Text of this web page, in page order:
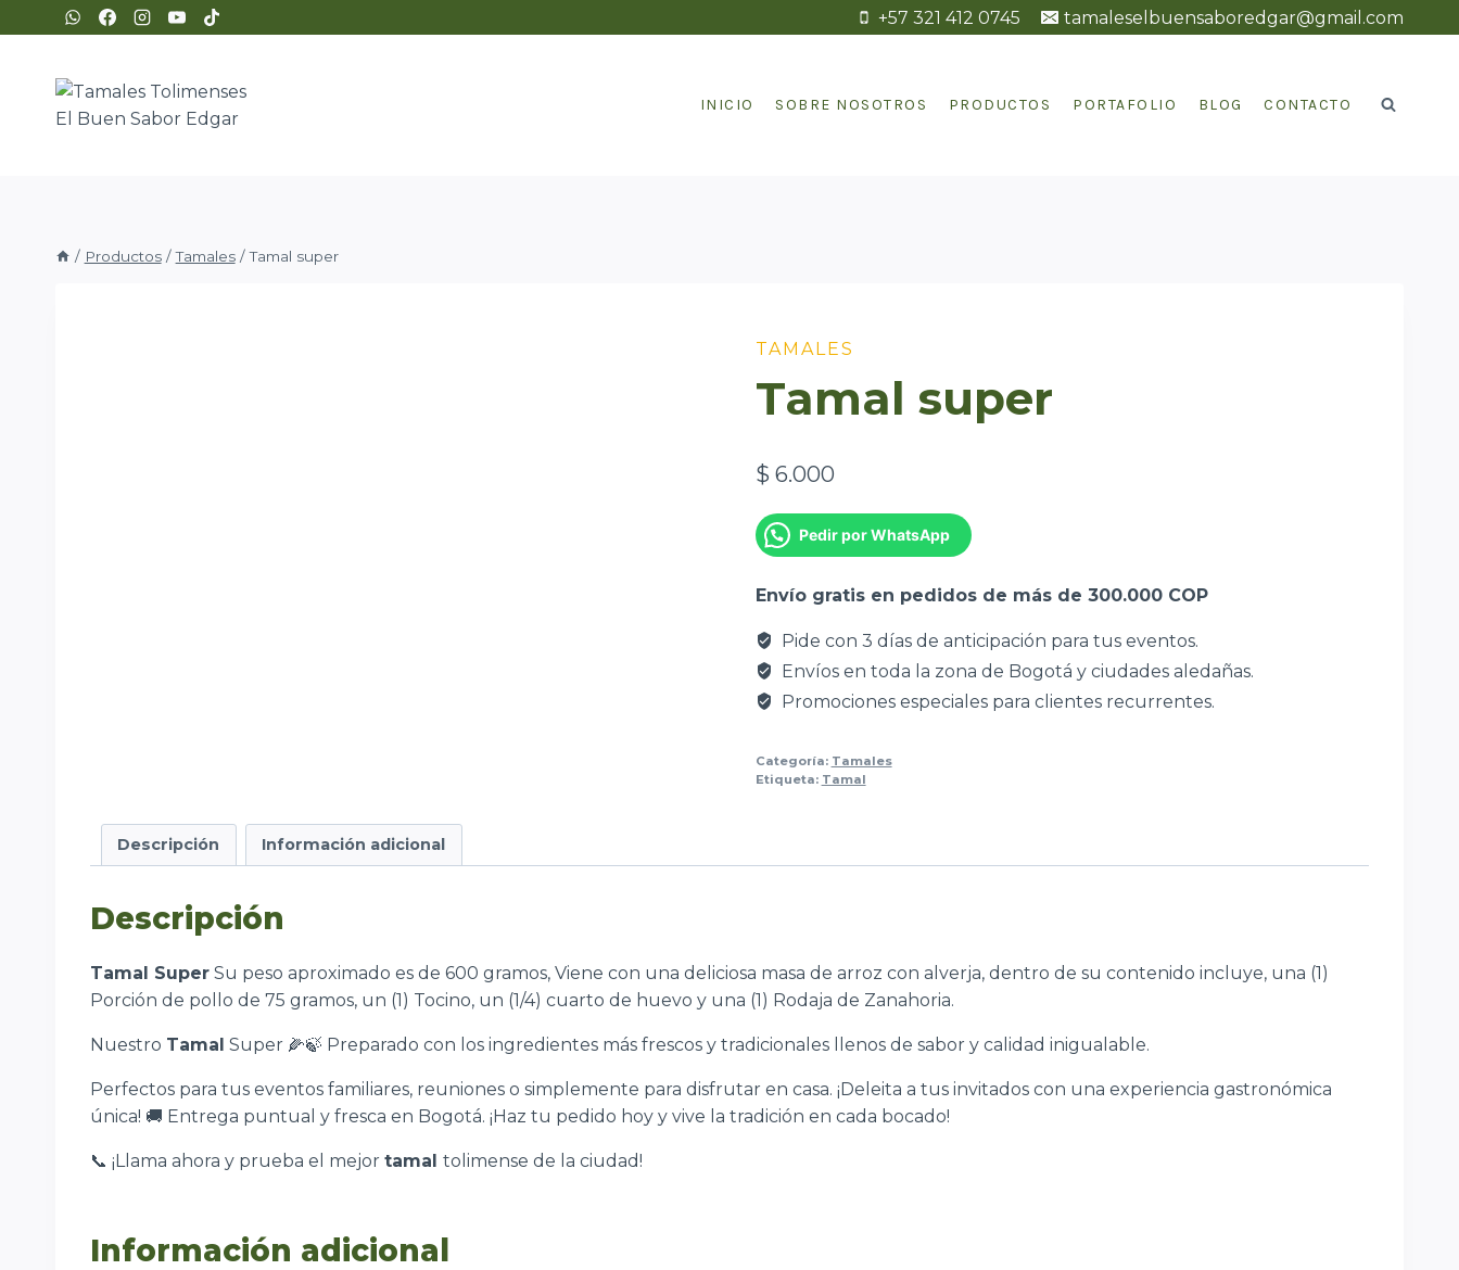
al
+57 321 412 0745 tamaleselbuensaboredgar@gmail.com
INICIO SOBRE NOSOTROS PRODUCTOS PORTAFOLIO BLOG CONTACTO
/ Productos / Tamales / Tamal super
TAMALES
Tamal super
$ 6.000
Pedir por WhatsApp
Envío gratis en pedidos de más de 300.000 COP
Pide con 3 días de anticipación para tus eventos.
Envíos en toda la zona de Bogotá y ciudades aledañas.
Promociones especiales para clientes recurrentes.
Categoría: Tamales
Etiqueta: Tamal
Descripción Información adicional
Descripción
Tamal Super Su peso aproximado es de 600 gramos, Viene con una deliciosa masa de arroz con alverja, dentro de su contenido incluye, una (1)
Porción de pollo de 75 gramos, un (1) Tocino, un (1/4) cuarto de huevo y una (1) Rodaja de Zanahoria.
Nuestro Tamal Super 🌽🍃 Preparado con los ingredientes más frescos y tradicionales llenos de sabor y calidad inigualable.
Perfectos para tus eventos familiares, reuniones o simplemente para disfrutar en casa. ¡Deleita a tus invitados con una experiencia gastronómica
única! 🚚 Entrega puntual y fresca en Bogotá. ¡Haz tu pedido hoy y vive la tradición en cada bocado!
📞 ¡Llama ahora y prueba el mejor tamal tolimense de la ciudad!
Información adicional